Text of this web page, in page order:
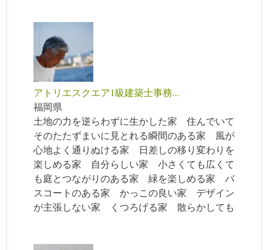
アトリエスクエア1級建築士事務...
福岡県
土地の力を逆らわずに生かした家 住んでいて
そのたたずまいに見とれる瞬間のある家 風が
心地よく通りぬける家 日差しの移り変わりを
楽しめる家 自分らしい家 小さくても広くて
も庭とつながりのある家 緑を楽しめる家 バ
スコートのある家 かっこの良い家 デザイン
が主張しない家 くつろげる家 散らかしても